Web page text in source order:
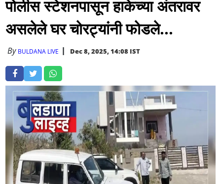
पोलीस स्टेशनपासून हाकेच्या अंतरावर
असलेले घर चोरट्यांनी फोडले...
By BULDANA LIVE Dec 8, 2025, 14:08 IST